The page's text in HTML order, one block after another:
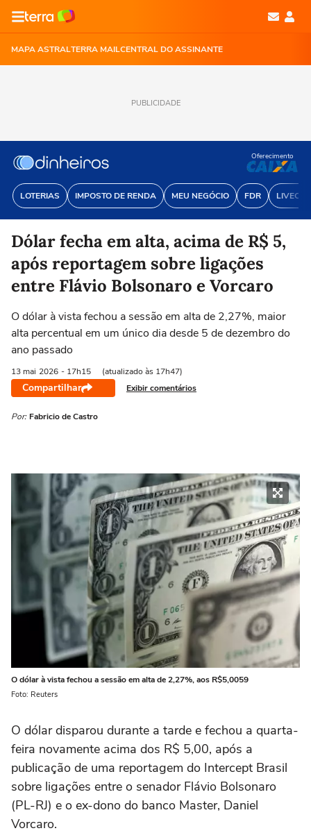
MAPA ASTRALTERRA MAILCENTRAL DO ASSINANTE
PUBLICIDADE
LOTERIAS IMPOSTO DE RENDA MEU NEGÓCIO FDR
Oferecimento
Dólar fecha em alta, acima de R$ 5,
após reportagem sobre ligações
entre Flávio Bolsonaro e Vorcaro
O dólar à vista fechou a sessão ‌em alta de 2,27%, maior
alta percentual em um único dia desde 5 de dezembro do
ano passado
13 mai 2026 - 17h15 (atualizado às 17h47)
Compartilhar Exibir comentários
Por: Fabricio de Castro
O dólar à vista fechou a sessão ‌em alta de 2,27%, aos R$5,0059
Foto: Reuters
O dólar disparou durante ‌a tarde e fechou a quarta-
feira novamente acima dos R$ 5,00, após a
publicação de uma reportagem do Intercept Brasil
sobre ligações entre o senador Flávio Bolsonaro
(PL-RJ) e o ex-dono do banco Master, Daniel
Vorcaro.